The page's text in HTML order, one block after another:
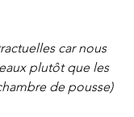
car nous
plutôt que les
de pousse)